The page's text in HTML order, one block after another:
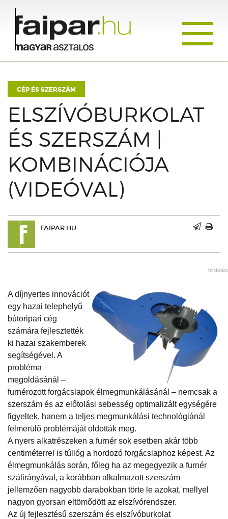
GÉP ÉS SZERSZÁM
ELSZÍVÓBURKOLAT
ÉS SZERSZÁM |
KOMBINÁCIÓJA
(VIDEÓVAL)
FAIPAR.HU
hirdetés
A díjnyertes innovációt
egy hazai telephelyű
bútoripari cég
számára fejlesztették
ki hazai szakemberek
segítségével. A
probléma
megoldásánál –
furnérozott forgácslapok élmegmunkálásánál – nemcsak a
szerszám és az előtolási sebesség optimalizált egységére
figyeltek, hanem a teljes megmunkálási technológiánál
felmerülő problémáját oldották meg.
A nyers alkatrészeken a furnér sok esetben akár több
centiméterrel is túllóg a hordozó forgácslaphoz képest. Az
élmegmunkálás során, főleg ha az megegyezik a furnér
szálirányával, a korábban alkalmazott szerszám
jellemzően nagyobb darabokban törte le azokat, mellyel
nagyon gyorsan eltömődött az elszívórendszer.
Az új fejlesztésű szerszám és elszívóburkolat